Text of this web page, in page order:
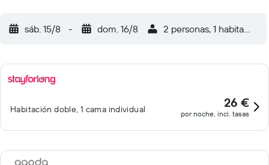
sáb. 15/8 - dom. 16/8 2 personas, 1 habitación
Habitación doble, 1 cama individual 26 €
por noche, incl. tasas